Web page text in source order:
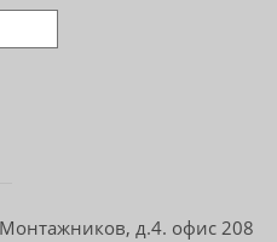
Монтажников, д.4. офис 208